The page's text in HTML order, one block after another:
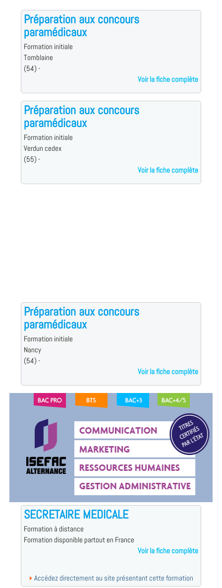
Préparation aux concours
paramédicaux
Formation initiale
Tomblaine
(54) -
Voir la fiche complète
Préparation aux concours
paramédicaux
Formation initiale
Verdun cedex
(55) -
Voir la fiche complète
Préparation aux concours
paramédicaux
Formation initiale
Nancy
(54) -
Voir la fiche complète
SECRETAIRE MEDICALE
Formation à distance
Formation disponible partout en France
Voir la fiche complète
Accédez directement au site présentant cette formation